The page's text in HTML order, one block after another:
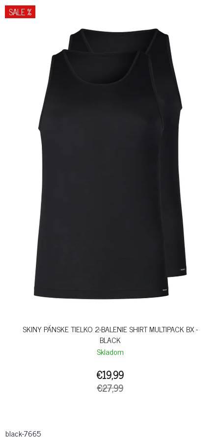
SALE %
SKINY PÁNSKE TIELKO 2-BALENIE SHIRT MULTIPACK BX -
BLACK
Skladom
€19,99
€27,99
black-7665